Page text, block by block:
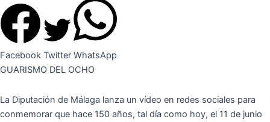
Facebook Twitter WhatsApp
GUARISMO DEL OCHO
La Diputación de Málaga lanza un vídeo en redes sociales para
conmemorar que hace 150 años, tal día como hoy, el 11 de junio